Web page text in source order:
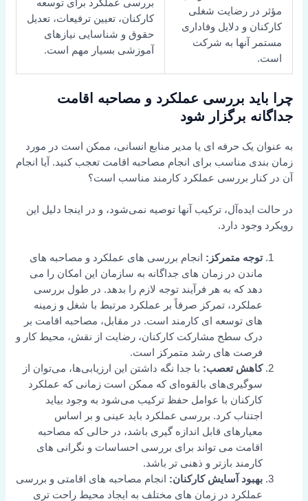
مؤثر در رضایت شغلی
کارکنان و دلایل وفاداری
مستمر آنها به شرکت
است.
بررسی عملکرد برای توسعه
کارکنان، تعیین ترفیعات، تعدیل
حقوق و شناسایی نیازهای
آموزشی بسیار مهم است.
چرا باید بررسی عملکرد و مصاحبه اقامت
جداگانه برگزار شود
به عنوان یک حرفه ای یا مدیر منابع انسانی، ممکن است در مورد
زمان بندی مناسب برای انجام مصاحبه اقامت تعجب کنید. آیا انجام
آن در کنار بررسی عملکرد کارمند مناسب است؟
در حالت ایده‌آل، ترکیب آنها توصیه نمی‌شود، و در اینجا دلیل این
رویکرد وجود دارد.
توجه متمرکز: انجام بررسی های عملکرد و مصاحبه های
ماندن در زمان های جداگانه به سازمان این امکان را می
دهد که به هر فرآیند توجه لازم را بدهد. در طول بررسی
عملکرد، تمرکز صرفاً بر عملکرد مرتبط با شغل و زمینه
های توسعه ای کارمند است. در مقابل، مصاحبه اقامت بر
درک سطح مشارکت کارکنان، رضایت از نقش، محیط کار و
فرصت های رشد متمرکز است.
کاهش تعصب: با جدا نگه داشتن این ارزیابی‌ها، می‌توان از
سوگیری‌های بالقوه‌ای که ممکن است زمانی که عملکرد
کارکنان با عوامل حفظ ترکیب می‌شود به وجود بیاید
اجتناب کرد. بررسی عملکرد باید عینی و بر اساس
معیارهای قابل اندازه گیری باشد، در حالی که مصاحبه
اقامت می تواند برای بررسی احساسات و نگرانی های
کارمند بازتر و ذهنی تر باشد.
بهبود آسایش کارکنان: انجام مصاحبه های اقامتی و بررسی
عملکرد در زمان های مختلف به ایجاد محیط راحت تری